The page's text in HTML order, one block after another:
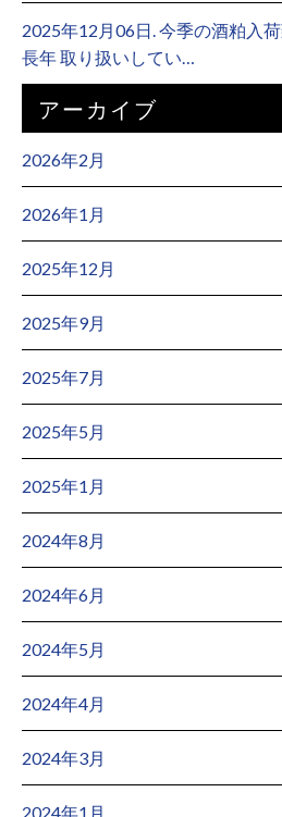
2025年12月06日. 今季の酒粕入
長年 取り扱いしてい…
アーカイブ
2026年2月
2026年1月
2025年12月
2025年9月
2025年7月
2025年5月
2025年1月
2024年8月
2024年6月
2024年5月
2024年4月
2024年3月
2024年1月